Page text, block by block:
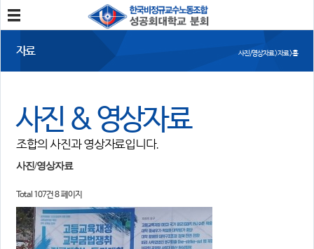
분회소개
소식
공지사항
언론보도
참여
자유게시판
자료 사진/영상자료 > 자료 > 홈
사진 & 영상자료
조합의 사진과 영상자료입니다.
사진/영상자료
Total 107건8 페이지